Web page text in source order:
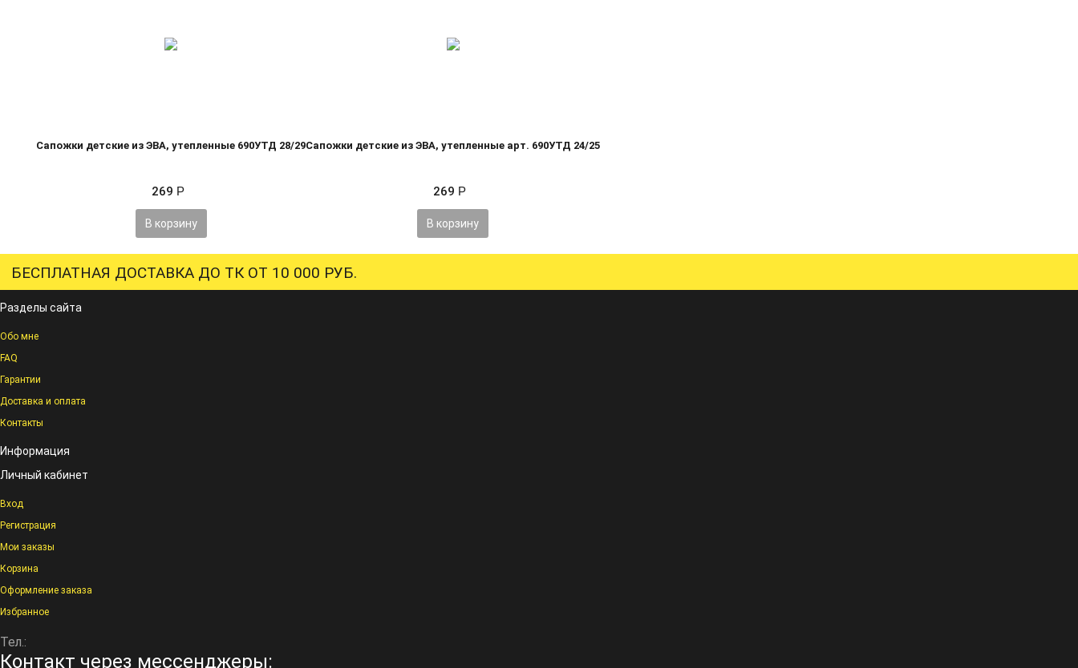
Сапожки детские из ЭВА, утепленные 690УТД 28/29
269 Р
В корзину
Сапожки детские из ЭВА, утепленные арт. 690УТД 24/25
269 Р
В корзину
БЕСПЛАТНАЯ ДОСТАВКА ДО ТК ОТ 10 000 РУБ.
Разделы сайта
Обо мне
FAQ
Гарантии
Доставка и оплата
Контакты
Информация
Личный кабинет
Вход
Регистрация
Мои заказы
Корзина
Оформление заказа
Избранное
Тел.:
Контакт через мессенджеры: